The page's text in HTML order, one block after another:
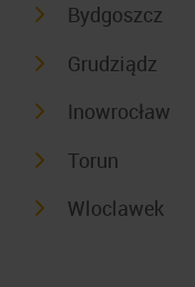
Bydgoszcz
Grudziądz
Inowrocław
Torun
Wloclawek